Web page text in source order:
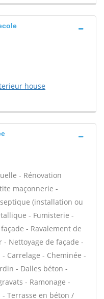
house
- Rénovation
maçonnerie -
(installation ou
- Fumisterie -
- Ravalement de
Nettoyage de façade -
Carrelage - Cheminée -
- Dalles béton -
- Ramonage -
Terrasse en béton /